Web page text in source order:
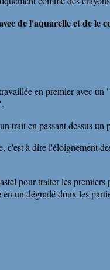
de l'aquarelle et de le
en premier avec
trait en passant dessus
à dire l'éloignement
pour traiter les
un dégradé doux les